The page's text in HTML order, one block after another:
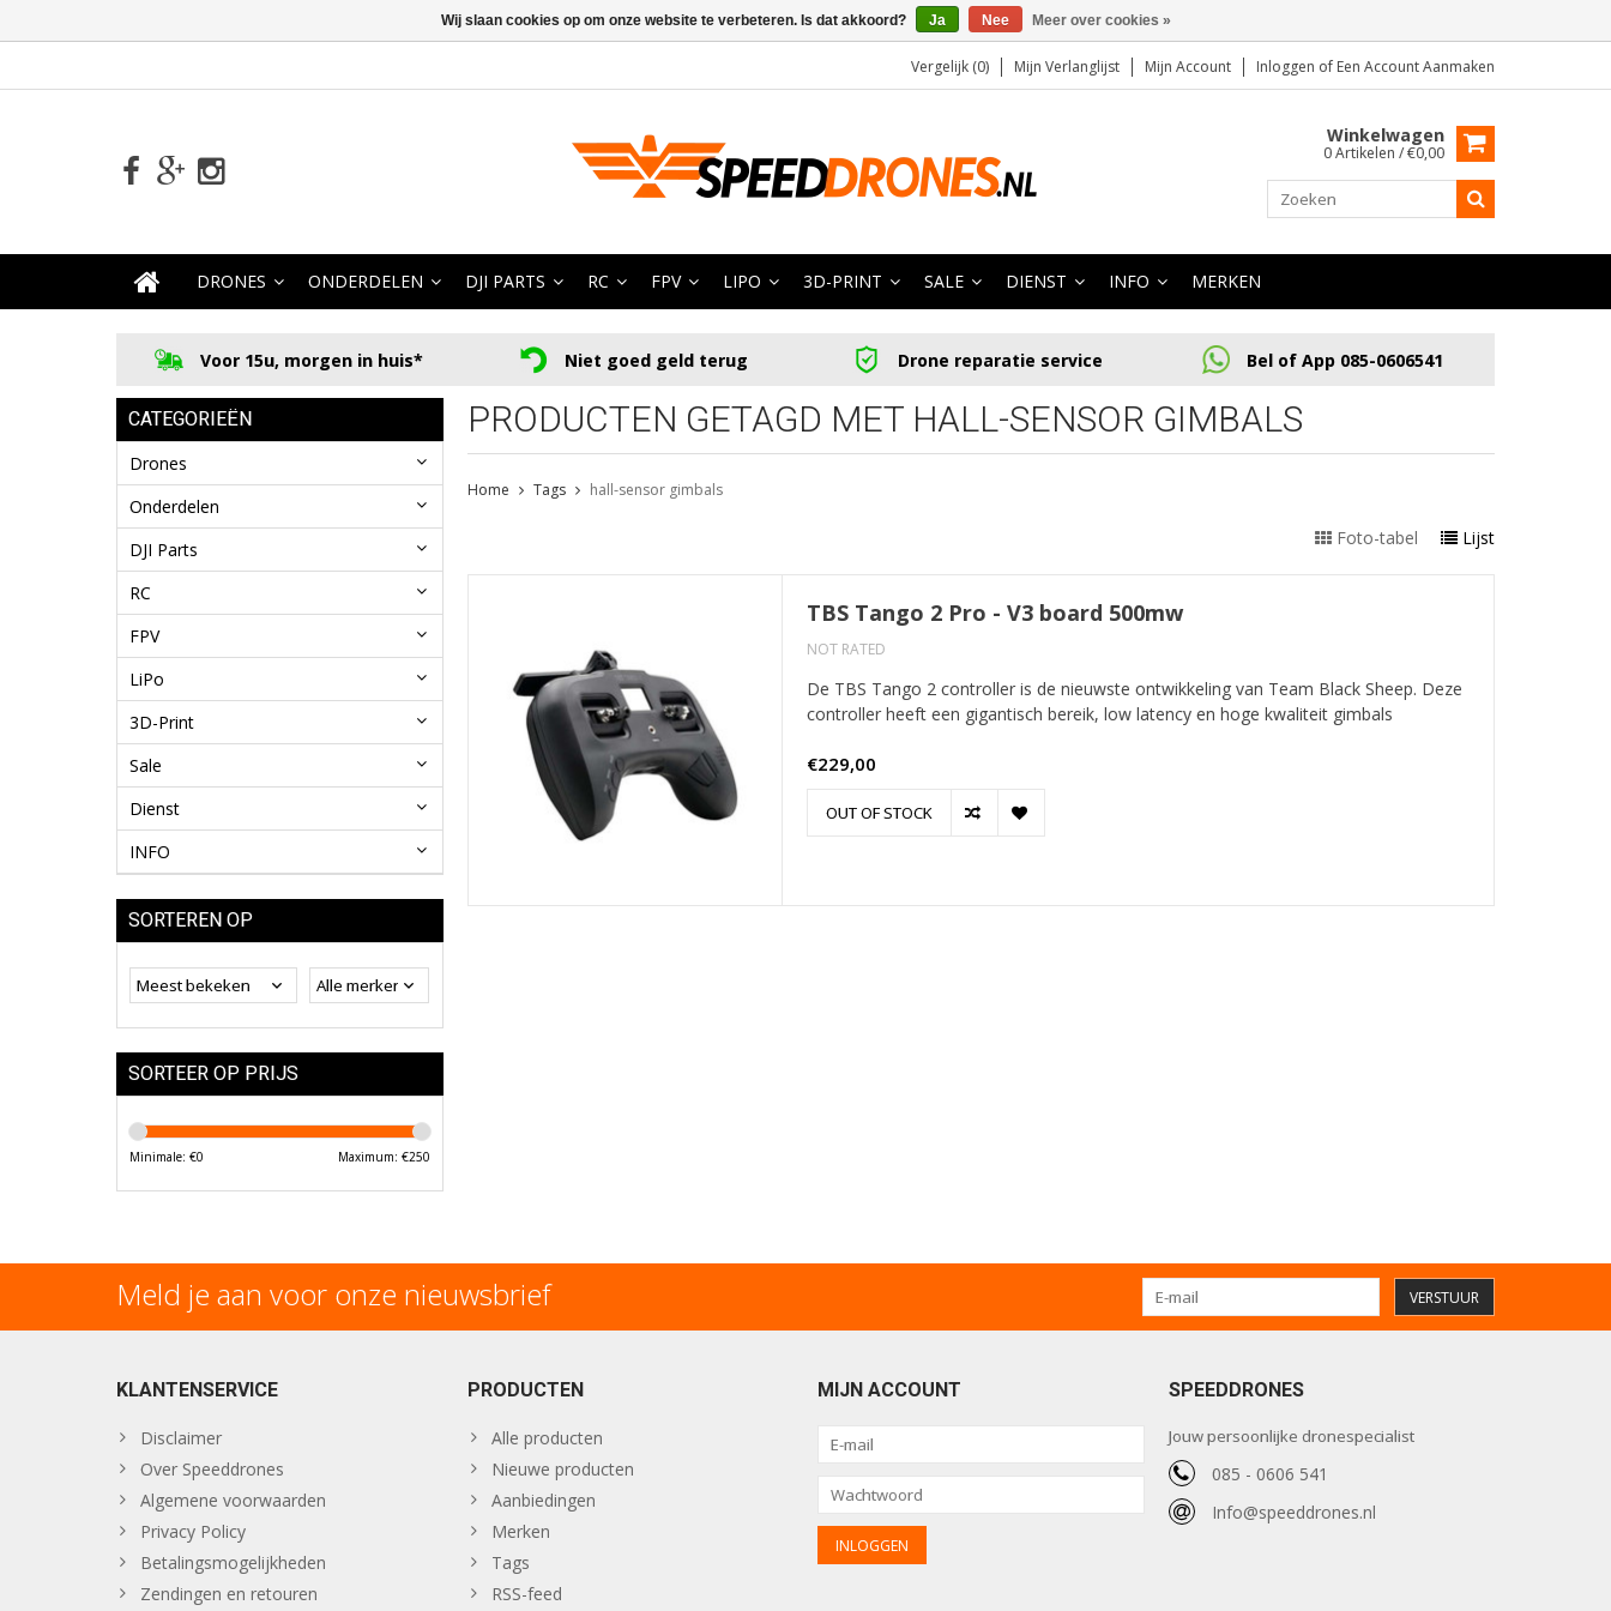
Vergelijk (0) Mijn Verlanglijst Mijn Account Inloggen of Een Account Aanmaken
Winkelwagen
0 Artikelen / €0,00
DRONES ONDERDELEN DJI PARTS RC FPV LIPO 3D-PRINT SALE DIENST INFO MERKEN
Voor 15u, morgen in huis* Niet goed geld terug Drone reparatie service Bel of App 085-0606541
CATEGORIEËN
Drones
Onderdelen
DJI Parts
RC
FPV
LiPo
3D-Print
Sale
Dienst
INFO
SORTEREN OP
SORTEER OP PRIJS
Minimale: €0 Maximum: €250
PRODUCTEN GETAGD MET HALL-SENSOR GIMBALS
Home Tags hall-sensor gimbals
Foto-tabel Lijst
TBS Tango 2 Pro - V3 board 500mw
NOT RATED
De TBS Tango 2 controller is de nieuwste ontwikkeling van Team Black Sheep. Deze
controller heeft een gigantisch bereik, low latency en hoge kwaliteit gimbals
€229,00
OUT OF STOCK
Meld je aan voor onze nieuwsbrief VERSTUUR
KLANTENSERVICE
Disclaimer
Over Speeddrones
Algemene voorwaarden
Privacy Policy
Betalingsmogelijkheden
Zendingen en retouren
PRODUCTEN
Alle producten
Nieuwe producten
Aanbiedingen
Merken
Tags
RSS-feed
MIJN ACCOUNT SPEEDDRONES
Jouw persoonlijke dronespecialist
085 - 0606 541
Info@speeddrones.nl
Wij slaan cookies op om onze website te verbeteren. Is dat akkoord? Ja Nee Meer over cookies »